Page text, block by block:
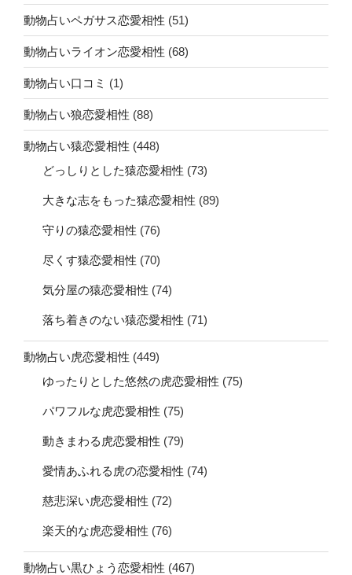
動物占いペガサス恋愛相性 (51)
動物占いライオン恋愛相性 (68)
動物占い口コミ (1)
動物占い狼恋愛相性 (88)
動物占い猿恋愛相性 (448)
どっしりとした猿恋愛相性 (73)
大きな志をもった猿恋愛相性 (89)
守りの猿恋愛相性 (76)
尽くす猿恋愛相性 (70)
気分屋の猿恋愛相性 (74)
落ち着きのない猿恋愛相性 (71)
動物占い虎恋愛相性 (449)
ゆったりとした悠然の虎恋愛相性 (75)
パワフルな虎恋愛相性 (75)
動きまわる虎恋愛相性 (79)
愛情あふれる虎の恋愛相性 (74)
慈悲深い虎恋愛相性 (72)
楽天的な虎恋愛相性 (76)
動物占い黒ひょう恋愛相性 (467)